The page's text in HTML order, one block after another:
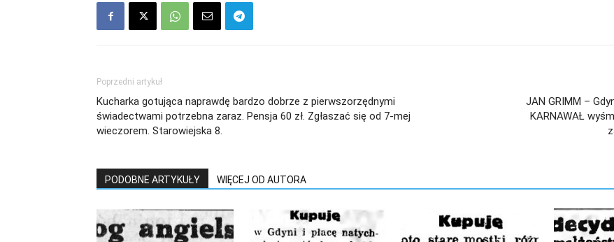
Poprzedni artykuł
Kucharka gotująca naprawdę bardzo dobrze z pierwszorzędnymi
świadectwami potrzebna zaraz. Pensja 60 zł. Zgłaszać się od 7-mej
wieczorem. Starowiejska 8.
JAN GRIMM –
KARNAWAŁ
PODOBNE ARTYKUŁY WIĘCEJ OD AUTORA